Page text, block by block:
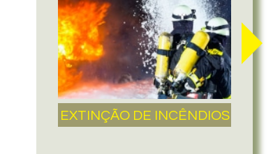
EXTINÇÃO DE INCÊNDIOS